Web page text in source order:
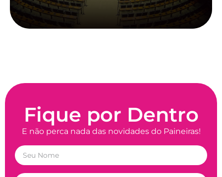
Fique por Dentro
E não perca nada das novidades do Paineiras!